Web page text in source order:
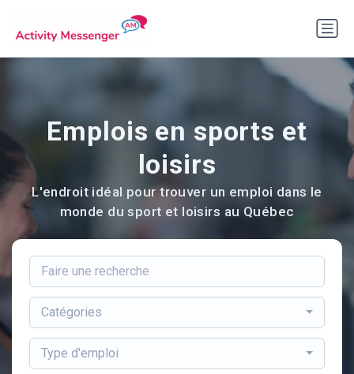
Emplois en sports et
loisirs
L'endroit idéal pour trouver un emploi dans le
monde du sport et loisirs au Québec
Catégories
Type d'emploi